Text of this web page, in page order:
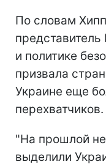
По словам
и политике
призвала
Украине еще
перехватчиков.
"На прошлой
выделили